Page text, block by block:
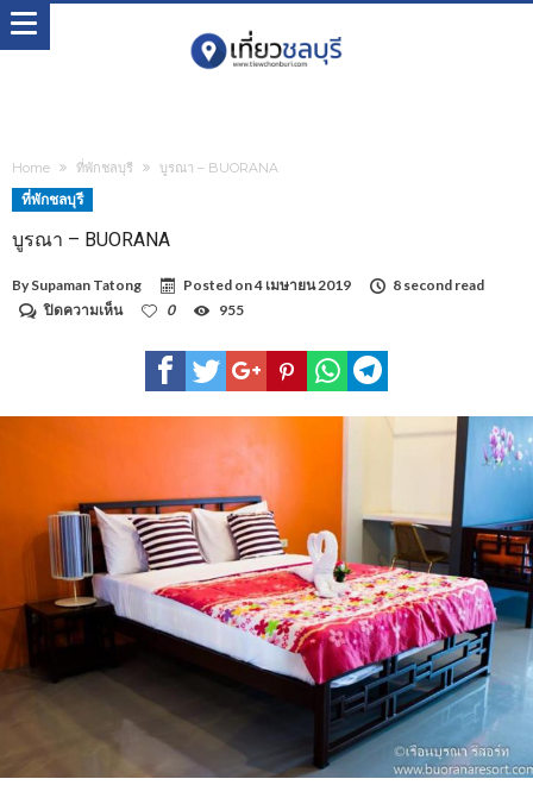
Home ที่พักชลบุรี บูรณา – BUORANA
ที่พักชลบุรี
บูรณา – BUORANA
By Supaman Tatong Posted on4 เมษายน 2019
8 second read
ปิดความเห็นบน
BUORANA
0 955